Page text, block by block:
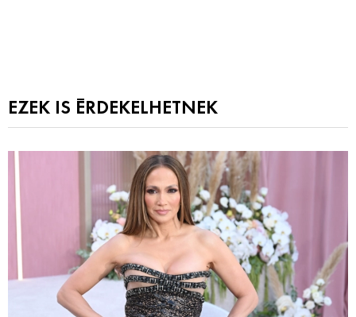
EZEK IS ÉRDEKELHETNEK